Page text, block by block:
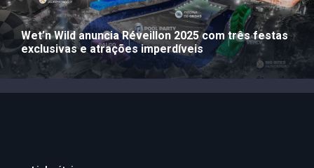
Wet’n Wild anuncia Réveillon 2025 com três festas
exclusivas e atrações imperdíveis